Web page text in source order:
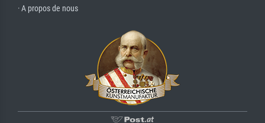
· A propos de nous